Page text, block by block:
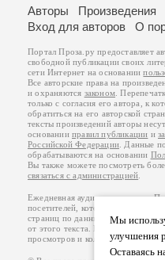
Мы
улучшения
Оставаясь
Авторы Произведения
Вход для авторов
О
Портал Проза.ру предоставляет
свободной публикации своих
сети Интернет на основании
Все авторские права на
и охраняются законом .
только с согласия его автора, к
обратиться на его авторской
тексты произведений авторы
основанииправил публикации и
Российской Федерации . Данные
обрабатываются на основании
Вы также можете посмотреть
связаться с администрацией
Ежедневная аудитория портала
посетителей, которые в общей
страниц по данным счетчика
от этого текста. В каждой графе
просмотров и количество